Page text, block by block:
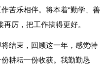
苦乐相伴。将本着“勤学、善
厉，把工作搞得更好。
结束，回顾这一年，感觉特
耕耘一份收获。我勤勤恳